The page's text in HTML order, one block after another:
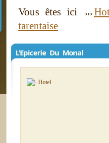
Vous êtes ici
tarentaise
L'Epicerie Du Monal